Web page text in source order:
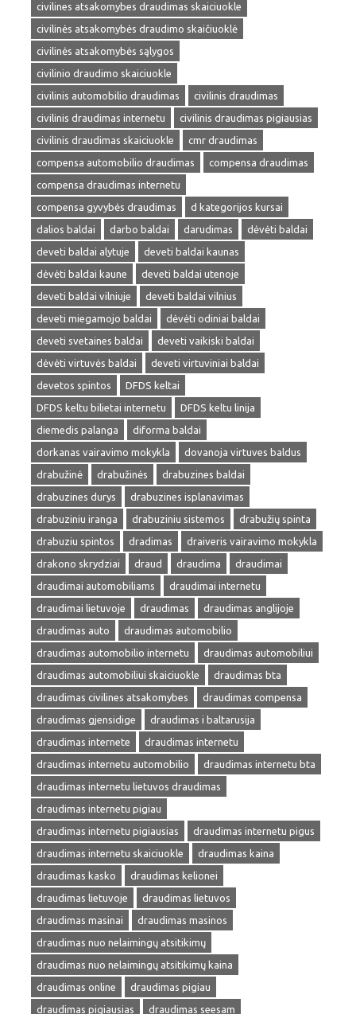
civilines atsakomybes draudimas skaiciuokle
civilinės atsakomybės draudimo skaičiuoklė
civilinės atsakomybės sąlygos
civilinio draudimo skaiciuokle
civilinis automobilio draudimas
civilinis draudimas
civilinis draudimas internetu
civilinis draudimas pigiausias
civilinis draudimas skaiciuokle
cmr draudimas
compensa automobilio draudimas
compensa draudimas
compensa draudimas internetu
compensa gyvybės draudimas
d kategorijos kursai
dalios baldai
darbo baldai darudimas
dėvėti baldai
deveti baldai alytuje
deveti baldai kaunas
dėvėti baldai kaune
deveti baldai utenoje
deveti baldai vilniuje
deveti baldai vilnius
deveti miegamojo baldai
dėvėti odiniai baldai
deveti svetaines baldai
deveti vaikiski baldai
dėvėti virtuvės baldai
deveti virtuviniai baldai
devetos spintos
DFDS keltai
DFDS keltu bilietai internetu
DFDS keltu linija
diemedis palanga
diforma baldai
dorkanas vairavimo mokykla
dovanoja virtuves baldus
drabužinė
drabužinės
drabuzines baldai
drabuzines durys
drabuzines isplanavimas
drabuziniu iranga
drabuziniu sistemos
drabužių spinta
drabuziu spintos
dradimas
draiveris vairavimo mokykla
drakono skrydziai
draud draudima
draudimai
draudimai automobiliams
draudimai internetu
draudimai lietuvoje
draudimas
draudimas anglijoje
draudimas auto
draudimas automobilio
draudimas automobilio internetu
draudimas automobiliui
draudimas automobiliui skaiciuokle
draudimas bta
draudimas civilines atsakomybes
draudimas compensa
draudimas gjensidige
draudimas i baltarusija
draudimas internete
draudimas internetu
draudimas internetu automobilio
draudimas internetu bta
draudimas internetu lietuvos draudimas
draudimas internetu pigiau
draudimas internetu pigiausias
draudimas internetu pigus
draudimas internetu skaiciuokle
draudimas kaina
draudimas kasko
draudimas kelionei
draudimas lietuvoje
draudimas lietuvos
draudimas masinai
draudimas masinos
draudimas nuo nelaimingų atsitikimų
draudimas nuo nelaimingų atsitikimų kaina
draudimas online
draudimas pigiau
draudimas pigiausias
draudimas seesam